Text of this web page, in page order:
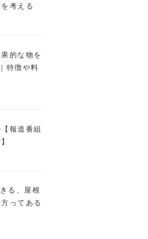
考える
的な物を
特徴や料
報道番組
る、屋根
ってある